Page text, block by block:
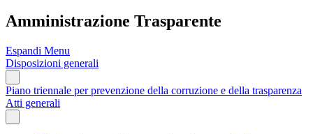
Amministrazione Trasparente
Espandi Menu
Disposizioni generali
Piano triennale per prevenzione della corruzione e della trasparenza
Atti generali